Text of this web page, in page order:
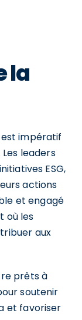
la
impératif
leaders
ESG,
actions
et engagé
où les
aux
prêts à
soutenir
et favoriser